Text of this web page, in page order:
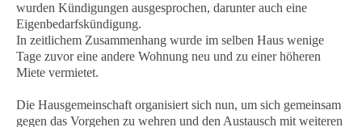
wurden Kündigungen ausgesprochen, darunter auch eine
Eigenbedarfskündigung.
In zeitlichem Zusammenhang wurde im selben Haus wenige
Tage zuvor eine andere Wohnung neu und zu einer höheren
Miete vermietet.
Die Hausgemeinschaft organisiert sich nun, um sich gemeinsam
gegen das Vorgehen zu wehren und den Austausch mit weiteren